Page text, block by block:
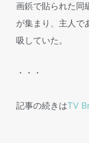
画鋲で貼られた同
が集まり、主人で
吸していた。
・・・
記事の続きはTV